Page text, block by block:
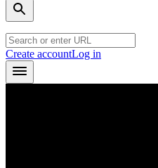
Create accountLog in